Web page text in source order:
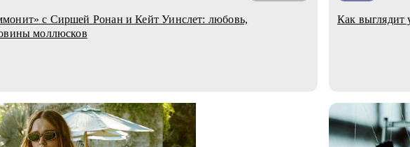
с Сиршей Ронан и Кейт Уинслет: любовь,
моллюсков
Как выглядит